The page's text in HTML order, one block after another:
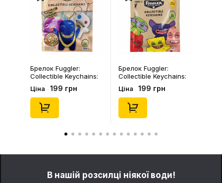
Брелок Fuggler:
Collectible Keychains:
Gold Edition: Series 3
(Blind Box: 1 з 24),
(11550)
Ціна 199 грн
Брелок Fuggler:
Collectible Keychains:
Series 2 (Blind Box: 1 з
46), (15475)
Ціна 199 грн
В нашій розсилці ніякої води!